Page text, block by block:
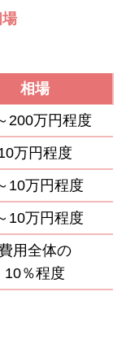
相場
200万円程度
万円程度
10万円程度
10万円程度
費用全体の
10％程度